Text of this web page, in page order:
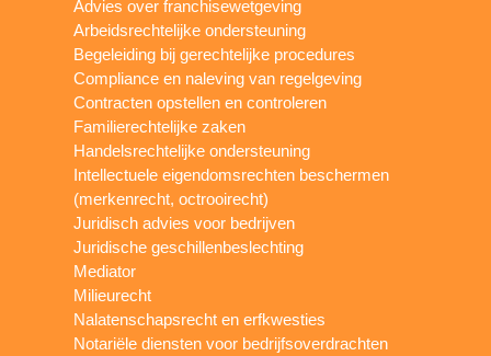
Advies over franchisewetgeving
Arbeidsrechtelijke ondersteuning
Begeleiding bij gerechtelijke procedures
Compliance en naleving van regelgeving
Contracten opstellen en controleren
Familierechtelijke zaken
Handelsrechtelijke ondersteuning
Intellectuele eigendomsrechten beschermen
(merkenrecht, octrooirecht)
Juridisch advies voor bedrijven
Juridische geschillenbeslechting
Mediator
Milieurecht
Nalatenschapsrecht en erfkwesties
Notariële diensten voor bedrijfsoverdrachten